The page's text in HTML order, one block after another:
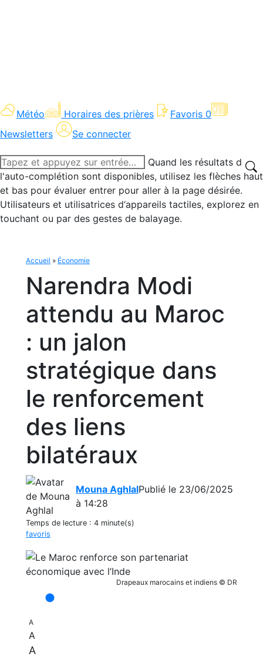
Météo Horaires des prières Favoris 0
Newsletters
Se connecter
Recherche
:
Quand les résultats de
l'auto-complétion sont disponibles, utilisez les flèches haut
et bas pour évaluer entrer pour aller à la page désirée.
Utilisateurs et utilisatrices d‘appareils tactiles, explorez en
touchant ou par des gestes de balayage.
Accueil » Économie
Narendra Modi
attendu au Maroc
: un jalon
stratégique dans
le renforcement
des liens
bilatéraux
Mouna AghlalPublié le 23/06/2025
à 14:28
Temps de lecture : 4 minute(s)
favoris
Drapeaux marocains et indiens © DR
A
A
A